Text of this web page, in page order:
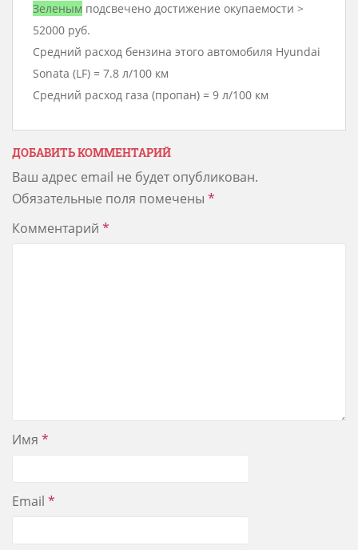
Зеленым подсвечено достижение окупаемости >
52000 руб.
Средний расход бензина этого автомобиля Hyundai
Sonata (LF) = 7.8 л/100 км
Средний расход газа (пропан) = 9 л/100 км
ДОБАВИТЬ КОММЕНТАРИЙ
Ваш адрес email не будет опубликован.
Обязательные поля помечены *
Комментарий *
Имя *
Email *